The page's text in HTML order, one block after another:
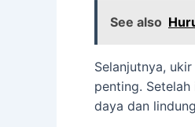
See also
Selanjutnya,
penting.
daya dan